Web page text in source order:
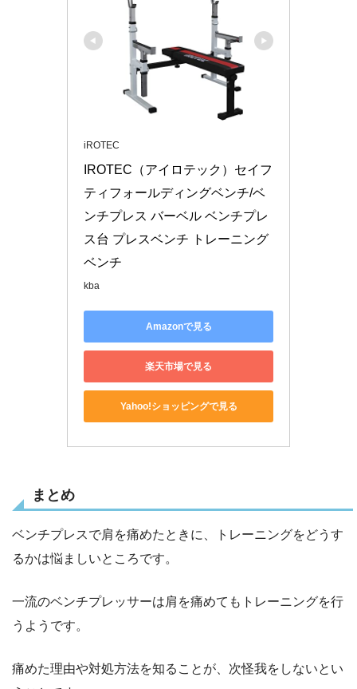
iROTEC
IROTEC（アイロテック）セイフ
ティフォールディングベンチ/ベ
ンチプレス バーベル ベンチプレ
ス台 プレスベンチ トレーニング
ベンチ
kba
Amazonで見る
楽天市場で見る
Yahoo!ショッピングで見る
まとめ
ベンチプレスで肩を痛めたときに、トレーニングをどうす
るかは悩ましいところです。
一流のベンチプレッサーは肩を痛めてもトレーニングを行
うようです。
痛めた理由や対処方法を知ることが、次怪我をしないとい